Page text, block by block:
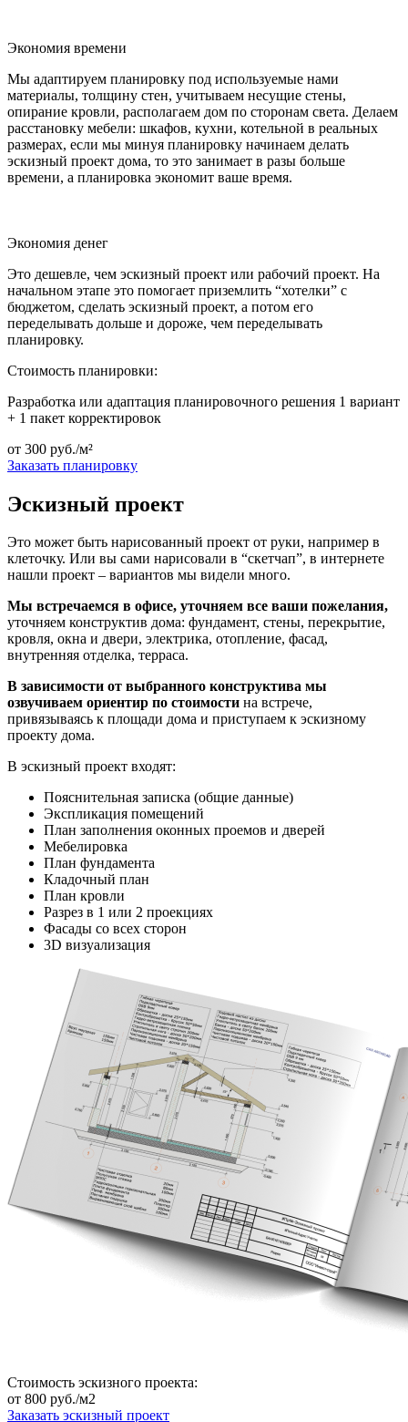
Экономия времени
Мы адаптируем планировку под используемые нами
материалы, толщину стен, учитываем несущие стены,
опирание кровли, располагаем дом по сторонам света. Делаем
расстановку мебели: шкафов, кухни, котельной в реальных
размерах, если мы минуя планировку начинаем делать
эскизный проект дома, то это занимает в разы больше
времени, а планировка экономит ваше время.
Экономия денег
Это дешевле, чем эскизный проект или рабочий проект. На
начальном этапе это помогает приземлить “хотелки” с
бюджетом, сделать эскизный проект, а потом его
переделывать дольше и дороже, чем переделывать
планировку.
Стоимость планировки:
Разработка или адаптация планировочного решения 1 вариант
+ 1 пакет корректировок
от 300 руб./м²
Заказать планировку
Эскизный проект
Это может быть нарисованный проект от руки, например в
клеточку. Или вы сами нарисовали в “скетчап”, в интернете
нашли проект – вариантов мы видели много.
Мы встречаемся в офисе, уточняем все ваши пожелания,
уточняем конструктив дома: фундамент, стены, перекрытие,
кровля, окна и двери, электрика, отопление, фасад,
внутренняя отделка, терраса.
В зависимости от выбранного конструктива мы
озвучиваем ориентир по стоимости на встрече,
привязываясь к площади дома и приступаем к эскизному
проекту дома.
В эскизный проект входят:
Пояснительная записка (общие данные)
Экспликация помещений
План заполнения оконных проемов и дверей
Мебелировка
План фундамента
Кладочный план
План кровли
Разрез в 1 или 2 проекциях
Фасады со всех сторон
3D визуализация
Стоимость эскизного проекта:
от 800 руб./м2
Заказать эскизный проект